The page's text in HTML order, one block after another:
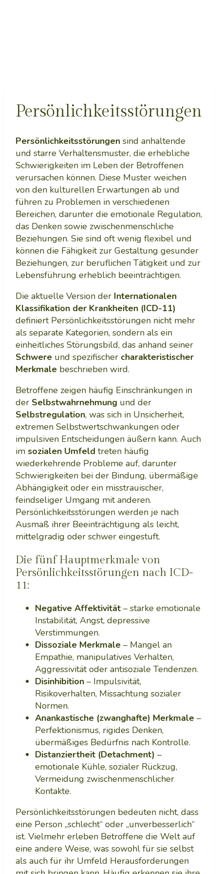
Persönlichkeitsstörungen
Persönlichkeitsstörungen sind anhaltende
und starre Verhaltensmuster, die erhebliche
Schwierigkeiten im Leben der Betroffenen
verursachen können. Diese Muster weichen
von den kulturellen Erwartungen ab und
führen zu Problemen in verschiedenen
Bereichen, darunter die emotionale Regulation,
das Denken sowie zwischenmenschliche
Beziehungen. Sie sind oft wenig flexibel und
können die Fähigkeit zur Gestaltung gesunder
Beziehungen, zur beruflichen Tätigkeit und zur
Lebensführung erheblich beeinträchtigen.
Die aktuelle Version der Internationalen
Klassifikation der Krankheiten (ICD-11)
definiert Persönlichkeitsstörungen nicht mehr
als separate Kategorien, sondern als ein
einheitliches Störungsbild, das anhand seiner
Schwere und spezifischer charakteristischer
Merkmale beschrieben wird.
Betroffene zeigen häufig Einschränkungen in
der Selbstwahrnehmung und der
Selbstregulation, was sich in Unsicherheit,
extremen Selbstwertschwankungen oder
impulsiven Entscheidungen äußern kann. Auch
im sozialen Umfeld treten häufig
wiederkehrende Probleme auf, darunter
Schwierigkeiten bei der Bindung, übermäßige
Abhängigkeit oder ein misstrauischer,
feindseliger Umgang mit anderen.
Persönlichkeitsstörungen werden je nach
Ausmaß ihrer Beeinträchtigung als leicht,
mittelgradig oder schwer eingestuft.
Die fünf Hauptmerkmale von
Persönlichkeitsstörungen nach ICD-
11:
Negative Affektivität – starke emotionale
Instabilität, Angst, depressive
Verstimmungen.
Dissoziale Merkmale – Mangel an
Empathie, manipulatives Verhalten,
Aggressivität oder antisoziale Tendenzen.
Disinhibition – Impulsivität,
Risikoverhalten, Missachtung sozialer
Normen.
Anankastische (zwanghafte) Merkmale –
Perfektionismus, rigides Denken,
übermäßiges Bedürfnis nach Kontrolle.
Distanziertheit (Detachment) –
emotionale Kühle, sozialer Rückzug,
Vermeidung zwischenmenschlicher
Kontakte.
Persönlichkeitsstörungen bedeuten nicht, dass
eine Person „schlecht“ oder „unverbesserlich“
ist. Vielmehr erleben Betroffene die Welt auf
eine andere Weise, was sowohl für sie selbst
als auch für ihr Umfeld Herausforderungen